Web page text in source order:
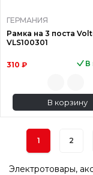
ГЕРМАНИЯ
Рамка на 3 поста
VLS100301
310 ₽ В
В корзину
1 2
Электротовары,